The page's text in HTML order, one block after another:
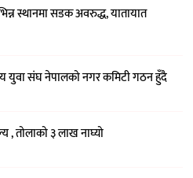
स्थानमा सडक अवरुद्ध, यातायात
युवा संघ नेपालको नगर कमिटी गठन हुँदै
, तोलाको ३ लाख नाघ्यो